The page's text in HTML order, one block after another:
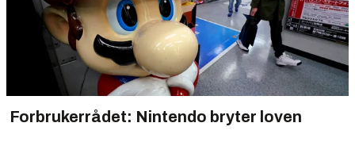
Forbrukerrådet: Nintendo bryter loven